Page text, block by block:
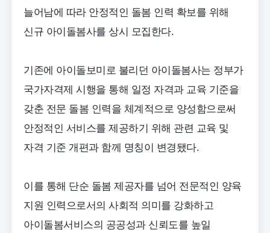
늘어남에 따라 안정적인 돌봄 인력 확보를 위해
신규 아이돌봄사를 상시 모집한다.
기존에 아이돌보미로 불리던 아이돌봄사는 정부가
국가자격제 시행을 통해 일정 자격과 교육 기준을
갖춘 전문 돌봄 인력을 체계적으로 양성함으로써
안정적인 서비스를 제공하기 위해 관련 교육 및
자격 기준 개편과 함께 명칭이 변경됐다.
이를 통해 단순 돌봄 제공자를 넘어 전문적인 양육
지원 인력으로서의 사회적 의미를 강화하고
아이돌봄서비스의 공공성과 신뢰도를 높일